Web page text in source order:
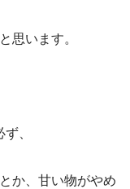
思います。
、
か、甘い物がやめ